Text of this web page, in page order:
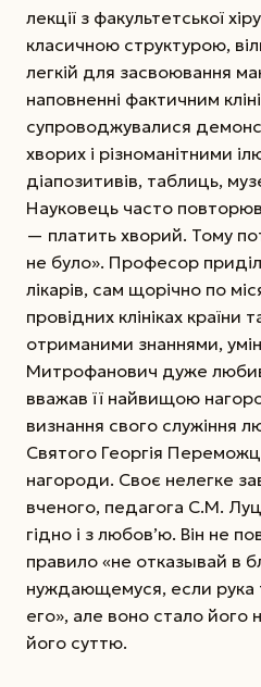
лекції з факультетської
класичною структурою,
легкій для засвоювання
наповненні фактичним
супроводжувалися
хворих і різноманітними
діапозитивів, таблиць,
Науковець часто
— платить хворий. Тому
не було». Професор
лікарів, сам щорічно по
провідних клініках країни
отриманими знаннями,
Митрофанович дуже
вважав її найвищою
визнання свого служіння
Святого Георгія
нагороди. Своє нелегке
вченого, педагога С.М.
гідно і з любов’ю. Він не
правило «не отказывай в
нуждающемуся, если рука
его», але воно стало його
його суттю.